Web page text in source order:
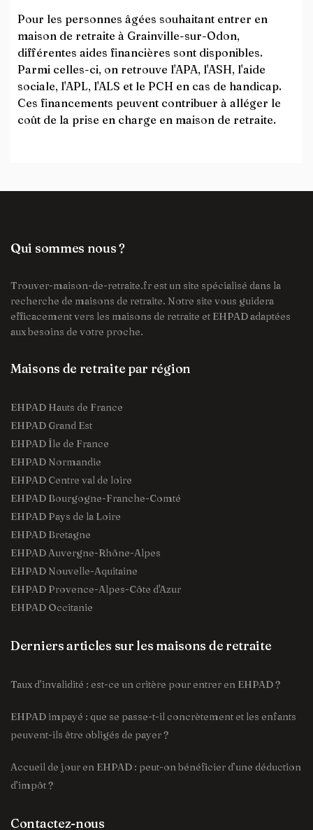
Pour les personnes âgées souhaitant entrer en
maison de retraite à Grainville-sur-Odon,
différentes aides financières sont disponibles.
Parmi celles-ci, on retrouve l'APA, l'ASH, l'aide
sociale, l'APL, l'ALS et le PCH en cas de handicap.
Ces financements peuvent contribuer à alléger le
coût de la prise en charge en maison de retraite.
Qui sommes nous ?
Trouver-maison-de-retraite.fr est un site spécialisé dans la
recherche de maisons de retraite. Notre site vous guidera
efficacement vers les maisons de retraite et EHPAD adaptées
aux besoins de votre proche.
Maisons de retraite par région
EHPAD Hauts de France
EHPAD Grand Est
EHPAD Île de France
EHPAD Normandie
EHPAD Centre val de loire
EHPAD Bourgogne-Franche-Comté
EHPAD Pays de la Loire
EHPAD Bretagne
EHPAD Auvergne-Rhône-Alpes
EHPAD Nouvelle-Aquitaine
EHPAD Provence-Alpes-Côte d'Azur
EHPAD Occitanie
Derniers articles sur les maisons de retraite
Taux d’invalidité : est-ce un critère pour entrer en EHPAD ?
EHPAD impayé : que se passe-t-il concrètement et les enfants
peuvent-ils être obligés de payer ?
Accueil de jour en EHPAD : peut-on bénéficier d’une déduction
d’impôt ?
Contactez-nous